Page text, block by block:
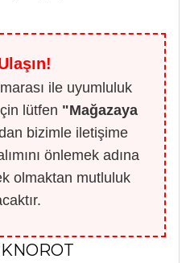
ile uyumluluk
lütfen "Mağazaya
bizimle iletişime
önlemek adına
olmaktan mutluluk